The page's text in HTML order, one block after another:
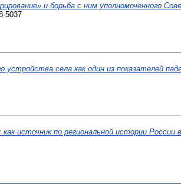
и борьба с ним уполномоченного
5037
устройства села как один из показателей
источник по региональной истории России